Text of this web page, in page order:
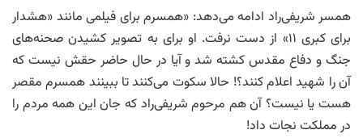
همسر شریفی‌راد ادامه می‌دهد: «همسرم برای فیلمی مانند «هشدار
برای کبری ۱۱» از دست نرفت. او برای به تصویر کشیدن صحنه‌های
جنگ و دفاع مقدس کشته شد و آیا در حال حاضر حقش نیست که
آن را شهید اعلام کنند؟! حالا سکوت می‌کنند تا ببینند همسرم مقصر
هست یا نیست؟ آن هم مرحوم شریفی‌راد که جان این همه مردم را
در مملکت نجات داد!